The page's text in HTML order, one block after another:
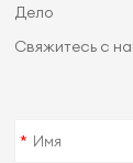
Дело
Свяжитесь с
*